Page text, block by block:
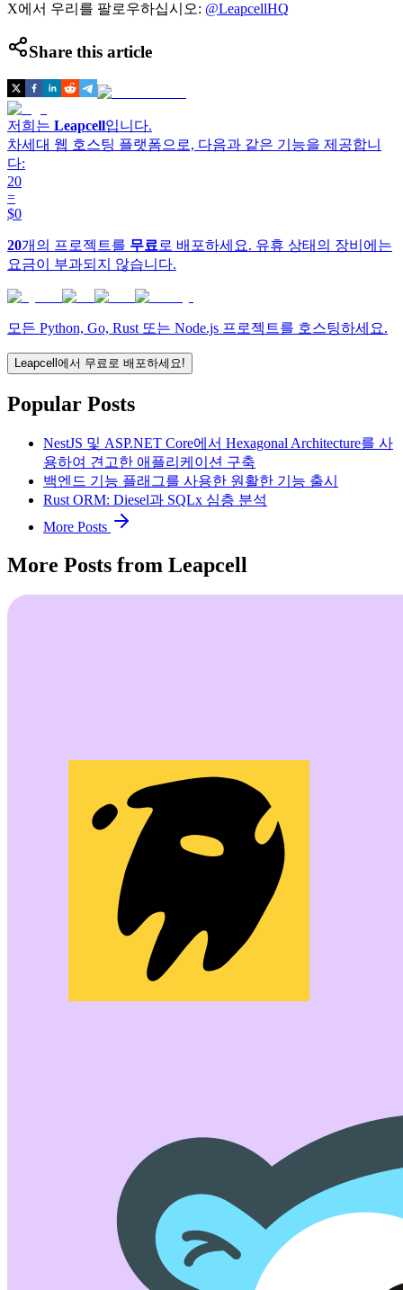
X에서 우리를 팔로우하십시오: @LeapcellHQ
Share this article
저희는 Leapcell입니다.
차세대 웹 호스팅 플랫폼으로, 다음과 같은 기능을 제공합니
다:
20
=
$0
20개의 프로젝트를 무료 로 배포하세요. 유휴 상태의 장비에는
요금이 부과되지 않습니다.
모든 Python, Go, Rust 또는 Node.js 프로젝트를 호스팅하세요.
Leapcell에서 무료로 배포하세요!
Popular Posts
NestJS 및 ASP.NET Core에서 Hexagonal Architecture를 사
용하여 견고한 애플리케이션 구축
백엔드 기능 플래그를 사용한 원활한 기능 출시
Rust ORM: Diesel과 SQLx 심층 분석
More Posts
More Posts from Leapcell